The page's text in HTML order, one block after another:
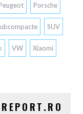
Porsche
SUV
VW Xiaomi